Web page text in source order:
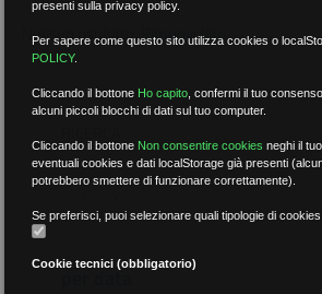
Nessun risultato.Rimuovi filtri
per data
presenti sulla privacy policy.
Per sapere come questo sito utilizza cookies o
POLICY.
Cliccando il bottone Ho capito ,confermi il tuo
alcuni piccoli blocchi di dati sul tuo computer.
Cliccando il bottone Non consentire cookies neghi il
eventuali cookies e dati localStorage già presenti
potrebbero smettere di funzionare correttamente).
Se preferisci, puoi selezionare quali tipologie di
Cookie tecnici (obbligatorio)